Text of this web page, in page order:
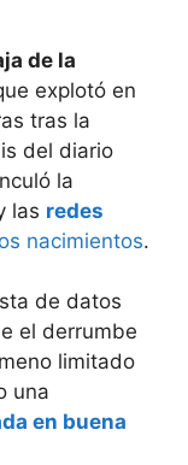
de la
explotó en
tras la
del diario
la
las redes
nacimientos.
de datos
el derrumbe
limitado
una
en buena